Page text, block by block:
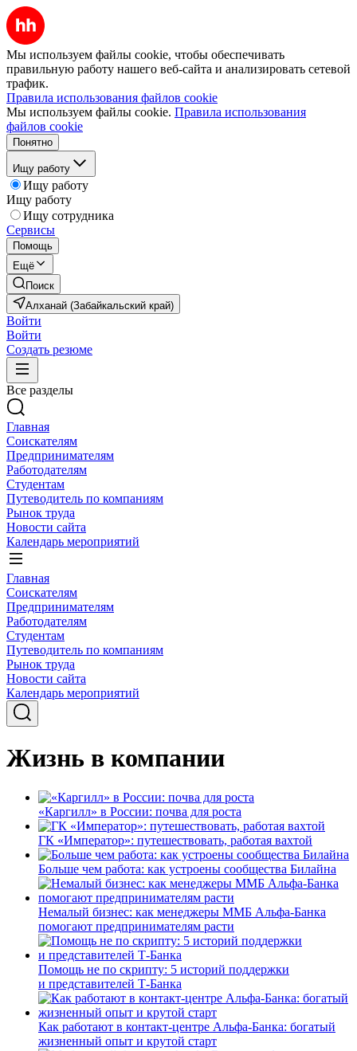
Мы используем файлы cookie, чтобы обеспечивать
правильную работу нашего веб-сайта и анализировать сетевой
трафик.
Правила использования файлов cookie
Мы используем файлы cookie. Правила использования
файлов cookie
Понятно
Ищу работу
Ищу работу
Ищу работу
Ищу сотрудника
Сервисы
Помощь
Ещё
Поиск
Алханай (Забайкальский край)
Войти
Войти
Создать резюме
Все разделы
Главная
Соискателям
Предпринимателям
Работодателям
Студентам
Путеводитель по компаниям
Рынок труда
Новости сайта
Календарь мероприятий
Главная
Соискателям
Предпринимателям
Работодателям
Студентам
Путеводитель по компаниям
Рынок труда
Новости сайта
Календарь мероприятий
Жизнь в компании
«Каргилл» в России: почва для роста
ГК «Император»: путешествовать, работая вахтой
Больше чем работа: как устроены сообщества Билайна
Немалый бизнес: как менеджеры ММБ Альфа-Банка
помогают предпринимателям расти
Помощь не по скрипту: 5 историй поддержки
и представителей Т-Банка
Как работают в контакт-центре Альфа-Банка: богатый
жизненный опыт и крутой старт